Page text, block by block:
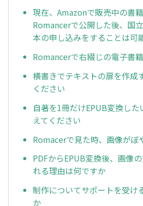
現在、Amazonで販売中の書籍
Romancerで公開した後、国
本の申し込みをすることは可
Romancerで右綴じの電子書
横書きでテキストの扉を作成
ください
自著を1冊だけEPUB変換し
えてください
Romacerで見た時、画像がぼ
PDFからEPUB変換後、画像
れる理由は何ですか
制作についてサポートを受け
か